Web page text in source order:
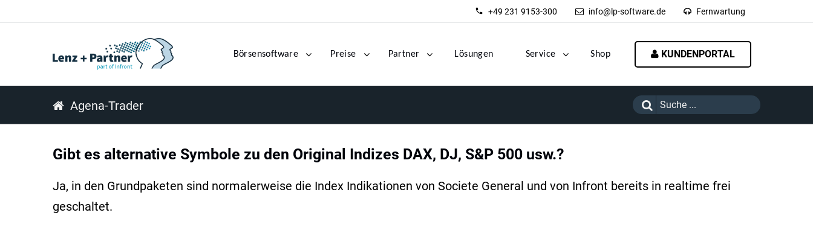
+49 231 9153-300 info@lp-software.de Fernwartung
Börsensoftware Preise Partner Lösungen Service Shop KUNDENPORTAL
Agena-Trader
Gibt es alternative Symbole zu den Original Indizes DAX, DJ, S&P 500 usw.?
Ja, in den Grundpaketen sind normalerweise die Index Indikationen von Societe General und von Infront bereits in realtime frei
geschaltet.